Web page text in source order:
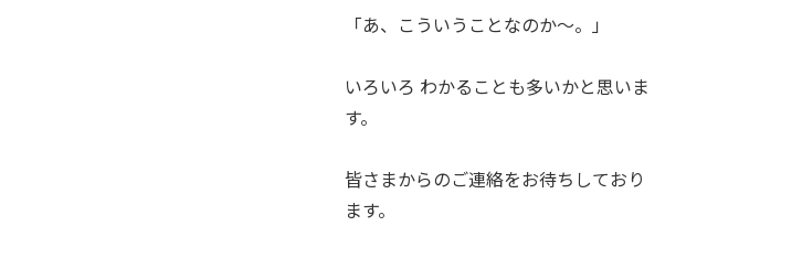
「あ、こういうことなのか～。」
いろいろ わかることも多いかと思いま
す。
皆さまからのご連絡をお待ちしており
ます。